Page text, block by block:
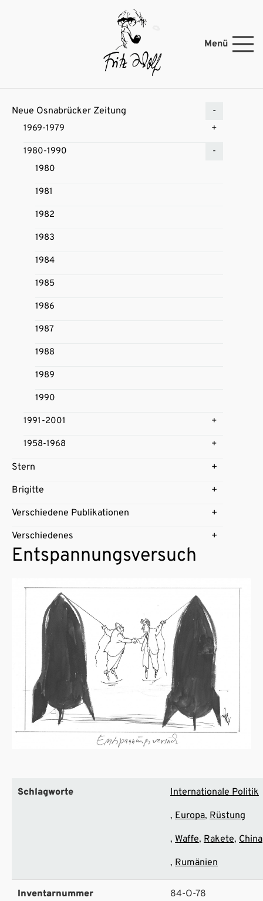
Menü
Neue Osnabrücker Zeitung
1969-1979
1980-1990
1980
1981
1982
1983
1984
1985
1986
1987
1988
1989
1990
1991-2001
1958-1968
Stern
Brigitte
Verschiedene Publikationen
Verschiedenes
Entspannungsversuch
Schlagworte
Internationale Politik
Europa Rüstung
Waffe Rakete China
Rumänien
Inventarnummer 84-O-78